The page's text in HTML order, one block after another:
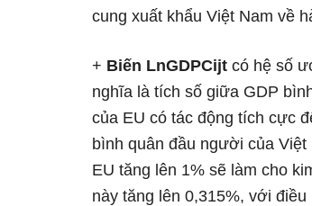
cung xuất khẩu Việt Nam về
+ Biến LnGDPCijt có hệ số
nghĩa là tích số giữa GDP
của EU có tác động tích cực
bình quân đầu người của
EU tăng lên 1% sẽ làm cho
này tăng lên 0,315%, với